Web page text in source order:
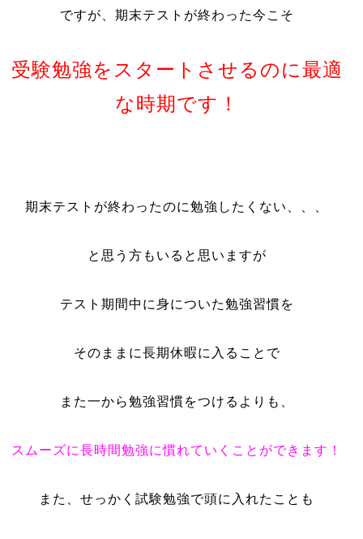
ですが、期末テストが終わった今こそ
受験勉強をスタートさせるのに最適
な時期です！
期末テストが終わったのに勉強したくない、、、
と思う方もいると思いますが
テスト期間中に身についた勉強習慣を
そのままに長期休暇に入ることで
また一から勉強習慣をつけるよりも、
スムーズに長時間勉強に慣れていくことができます！
また、せっかく試験勉強で頭に入れたことも